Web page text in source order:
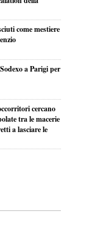
come mestiere
a Parigi per
cercano
tra le macerie
a lasciare le